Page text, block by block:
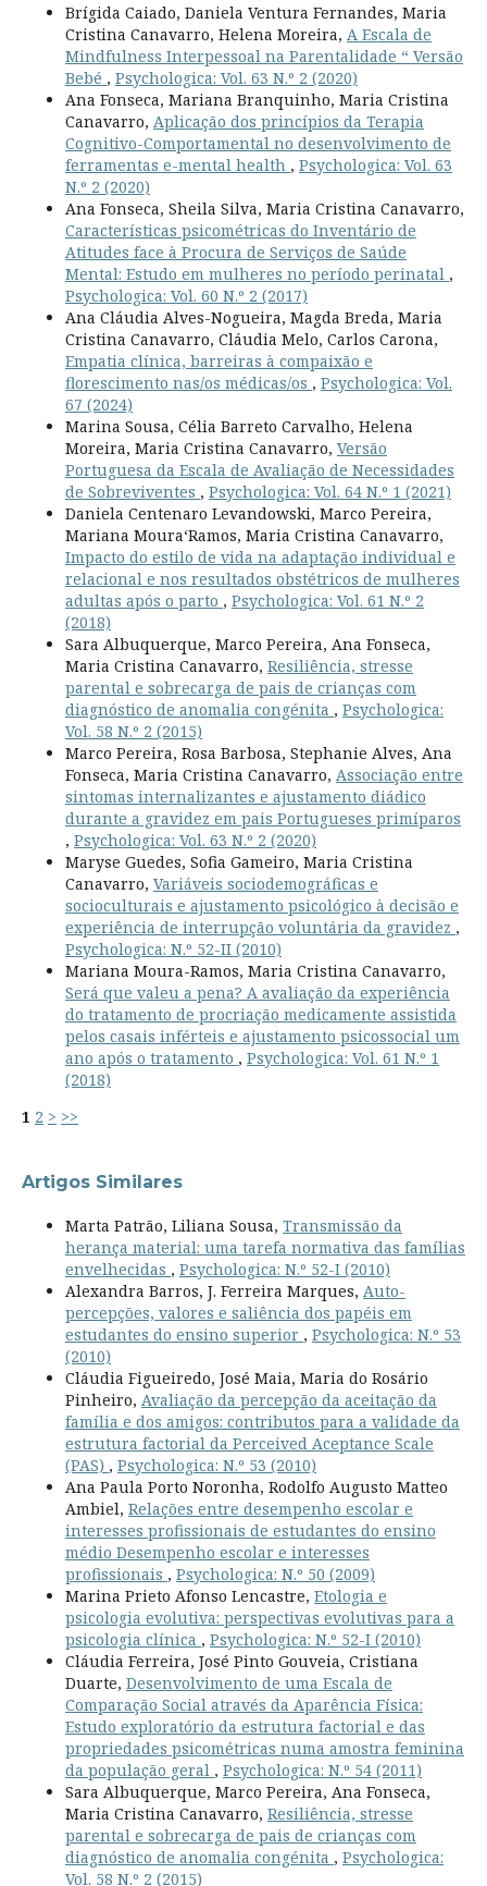
Brígida Caiado, Daniela Ventura Fernandes, Maria
Cristina Canavarro, Helena Moreira, A Escala de
Mindfulness Interpessoal na Parentalidade “ Versão
Bebé , Psychologica: Vol. 63 N.º 2 (2020)
Ana Fonseca, Mariana Branquinho, Maria Cristina
Canavarro, Aplicação dos princípios da Terapia
Cognitivo-Comportamental no desenvolvimento de
ferramentas e-mental health , Psychologica: Vol. 63
N.º 2 (2020)
Ana Fonseca, Sheila Silva, Maria Cristina Canavarro,
Características psicométricas do Inventário de
Atitudes face à Procura de Serviços de Saúde
Mental: Estudo em mulheres no período perinatal ,
Psychologica: Vol. 60 N.º 2 (2017)
Ana Cláudia Alves-Nogueira, Magda Breda, Maria
Cristina Canavarro, Cláudia Melo, Carlos Carona,
Empatia clínica, barreiras à compaixão e
florescimento nas/os médicas/os , Psychologica: Vol.
67 (2024)
Marina Sousa, Célia Barreto Carvalho, Helena
Moreira, Maria Cristina Canavarro, Versão
Portuguesa da Escala de Avaliação de Necessidades
de Sobreviventes , Psychologica: Vol. 64 N.º 1 (2021)
Daniela Centenaro Levandowski, Marco Pereira,
Mariana Moura­‘Ramos, Maria Cristina Canavarro,
Impacto do estilo de vida na adaptação individual e
relacional e nos resultados obstétricos de mulheres
adultas após o parto , Psychologica: Vol. 61 N.º 2
(2018)
Sara Albuquerque, Marco Pereira, Ana Fonseca,
Maria Cristina Canavarro, Resiliência, stresse
parental e sobrecarga de pais de crianças com
diagnóstico de anomalia congénita , Psychologica:
Vol. 58 N.º 2 (2015)
Marco Pereira, Rosa Barbosa, Stephanie Alves, Ana
Fonseca, Maria Cristina Canavarro, Associação entre
sintomas internalizantes e ajustamento diádico
durante a gravidez em pais Portugueses primíparos
, Psychologica: Vol. 63 N.º 2 (2020)
Maryse Guedes, Sofia Gameiro, Maria Cristina
Canavarro, Variáveis sociodemográficas e
socioculturais e ajustamento psicológico à decisão e
experiência de interrupção voluntária da gravidez ,
Psychologica: N.º 52-II (2010)
Mariana Moura-Ramos, Maria Cristina Canavarro,
Será que valeu a pena? A avaliação da experiência
do tratamento de procriação medicamente assistida
pelos casais inférteis e ajustamento psicossocial um
ano após o tratamento , Psychologica: Vol. 61 N.º 1
(2018)
1 2 > >>
Artigos Similares
Marta Patrão, Liliana Sousa, Transmissão da
herança material: uma tarefa normativa das famílias
envelhecidas , Psychologica: N.º 52-I (2010)
Alexandra Barros, J. Ferreira Marques, Auto-
percepções, valores e saliência dos papéis em
estudantes do ensino superior , Psychologica: N.º 53
(2010)
Cláudia Figueiredo, José Maia, Maria do Rosário
Pinheiro, Avaliação da percepção da aceitação da
família e dos amigos: contributos para a validade da
estrutura factorial da Perceived Aceptance Scale
(PAS) , Psychologica: N.º 53 (2010)
Ana Paula Porto Noronha, Rodolfo Augusto Matteo
Ambiel, Relações entre desempenho escolar e
interesses profissionais de estudantes do ensino
médio Desempenho escolar e interesses
profissionais , Psychologica: N.º 50 (2009)
Marina Prieto Afonso Lencastre, Etologia e
psicologia evolutiva: perspectivas evolutivas para a
psicologia clínica , Psychologica: N.º 52-I (2010)
Cláudia Ferreira, José Pinto Gouveia, Cristiana
Duarte, Desenvolvimento de uma Escala de
Comparação Social através da Aparência Física:
Estudo exploratório da estrutura factorial e das
propriedades psicométricas numa amostra feminina
da população geral , Psychologica: N.º 54 (2011)
Sara Albuquerque, Marco Pereira, Ana Fonseca,
Maria Cristina Canavarro, Resiliência, stresse
parental e sobrecarga de pais de crianças com
diagnóstico de anomalia congénita , Psychologica:
Vol. 58 N.º 2 (2015)